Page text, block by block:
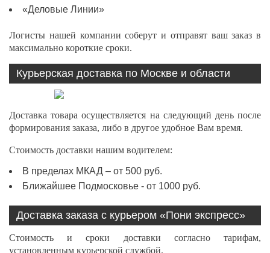
«Деловые Линии»
Логисты нашей компании соберут и отправят ваш заказ в
максимально короткие сроки.
Курьерская доставка по Москве и области
Доставка товара осуществляется на следующий день после
формирования заказа, либо в другое удобное Вам время.
Стоимость доставки нашим водителем:
В пределах МКАД – от 500 руб.
Ближайшее Подмосковье - от 1000 руб.
Доставка заказа с курьером «Пони экспресс»
Стоимость и сроки доставки согласно тарифам,
установленным курьерской службой.